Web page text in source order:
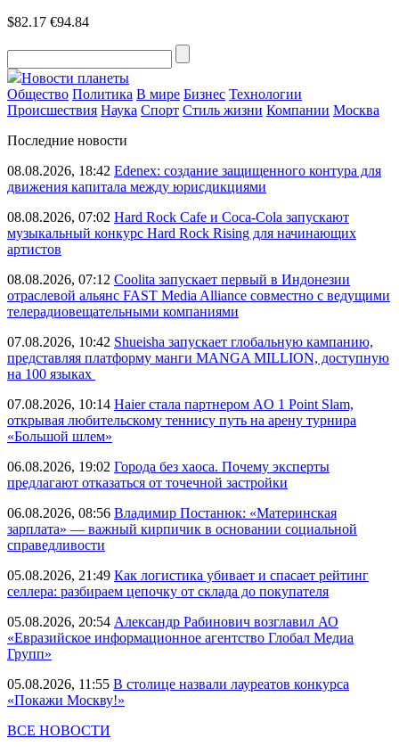
$82.17 €94.84
Новости планеты
Общество Политика В мире Бизнес Технологии
Происшествия Наука Спорт Стиль жизни Компании Москва
Последние новости
08.08.2026, 18:42 Edenex: создание защищенного контура для
движения капитала между юрисдикциями
08.08.2026, 07:02 Hard Rock Cafe и Coca-Cola запускают
музыкальный конкурс Hard Rock Rising для начинающих
артистов
08.08.2026, 07:12 Coolita запускает первый в Индонезии
отраслевой альянс FAST Media Alliance совместно с ведущими
телерадиовещательными компаниями
07.08.2026, 10:42 Shueisha запускает глобальную кампанию,
представляя платформу манги MANGA MILLION, доступную
на 100 языках
07.08.2026, 10:14 Haier стала партнером AO 1 Point Slam,
открывая любительскому теннису путь на арену турнира
«Большой шлем»
06.08.2026, 19:02 Города без хаоса. Почему эксперты
предлагают отказаться от точечной застройки
06.08.2026, 08:56 Владимир Постанюк: «Материнская
зарплата» — важный кирпичик в основании социальной
справедливости
05.08.2026, 21:49 Как логистика убивает и спасает рейтинг
селлера: разбираем цепочку от склада до покупателя
05.08.2026, 20:54 Александр Рабинович возглавил АО
«Евразийское информационное агентство Глобал Медиа
Групп»
05.08.2026, 11:55 В столице назвали лауреатов конкурса
«Покажи Москву!»
ВСЕ НОВОСТИ